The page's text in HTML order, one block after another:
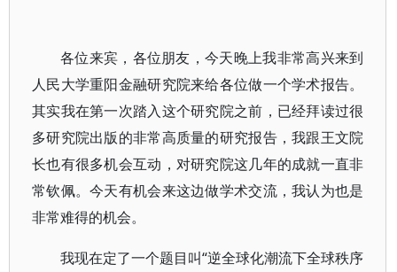
各位来宾，各位朋友，今天晚上我非常高兴来到
人民大学重阳金融研究院来给各位做一个学术报告。
其实我在第一次踏入这个研究院之前，已经拜读过很
多研究院出版的非常高质量的研究报告，我跟王文院
长也有很多机会互动，对研究院这几年的成就一直非
常钦佩。今天有机会来这边做学术交流，我认为也是
非常难得的机会。
我现在定了一个题目叫“逆全球化潮流下全球秩序